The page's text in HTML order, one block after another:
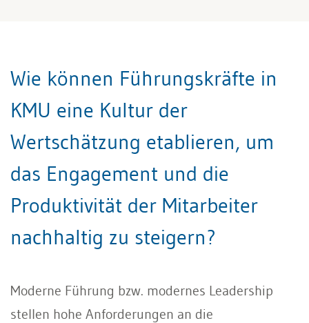
Wie können Führungskräfte in
KMU eine Kultur der
Wertschätzung etablieren, um
das Engagement und die
Produktivität der Mitarbeiter
nachhaltig zu steigern?
Moderne Führung bzw. modernes Leadership
stellen hohe Anforderungen an die